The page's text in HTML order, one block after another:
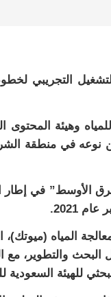
التجريبي
وهيئة المحتوى
في إطار
2021.
المياه
والتطوير، مع
للهيئة السعودية